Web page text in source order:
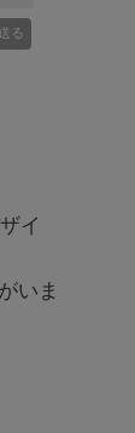
る
イ
いま